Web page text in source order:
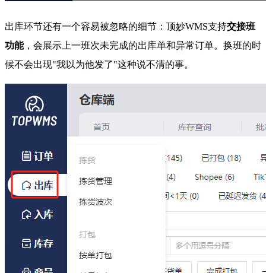
出库环节还有一个容易被忽略的细节：顶妙WMS支持交接班
功能，会展示上一班次未完成的出库单和异常订单。换班的时
候不会出现"我以为他发了"这种说不清的事。